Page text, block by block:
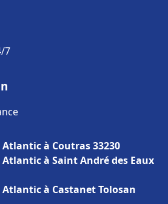
7
à Coutras 33230
à Saint André des Eaux
à Castanet Tolosan